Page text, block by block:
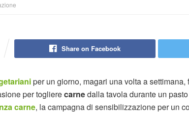
Share on Facebook
per un giorno, magari una volta a settimana,
per toglierecarnedalla tavola durante un
carne, la campagna di sensibilizzazione per un